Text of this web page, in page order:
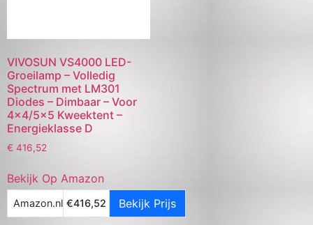
VIVOSUN VS4000 LED-
Groeilamp – Volledig
Spectrum met LM301
Diodes – Dimbaar – Voor
4×4/5×5 Kweektent –
Energieklasse D
€ 416,52
Bekijk Op Amazon
Amazon.nl €416,52 Bekijk Prijs